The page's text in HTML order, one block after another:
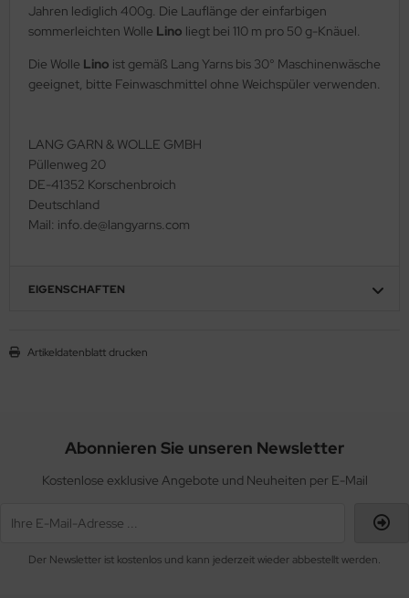
Jahren lediglich 400g. Die Lauflänge der einfarbigen
sommerleichten Wolle Lino liegt bei 110 m pro 50 g-Knäuel.
Die Wolle Lino ist gemäß Lang Yarns bis 30° Maschinenwäsche
geeignet, bitte Feinwaschmittel ohne Weichspüler verwenden.
LANG GARN & WOLLE GMBH
Püllenweg 20
DE-41352 Korschenbroich
Deutschland
Mail: info.de@langyarns.com
EIGENSCHAFTEN
Artikeldatenblatt drucken
Abonnieren Sie unseren Newsletter
Kostenlose exklusive Angebote und Neuheiten per E-Mail
Der Newsletter ist kostenlos und kann jederzeit wieder abbestellt werden.